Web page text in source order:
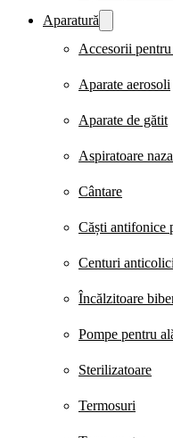
Aparatură
Accesorii
Aparate aerosoli
Aparate de gătit
Aspiratoare
Cântare
Căști antifonice
Centuri anticolici
Încălzitoare
Pompe pentru
Sterilizatoare
Termosuri